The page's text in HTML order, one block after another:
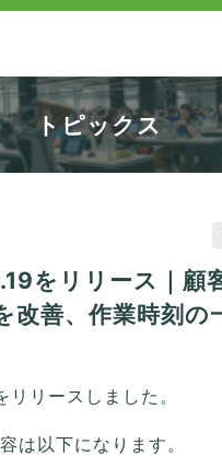
トピックス
をリリース｜顧
改善、作業時刻の
リースしました。
は以下になります。